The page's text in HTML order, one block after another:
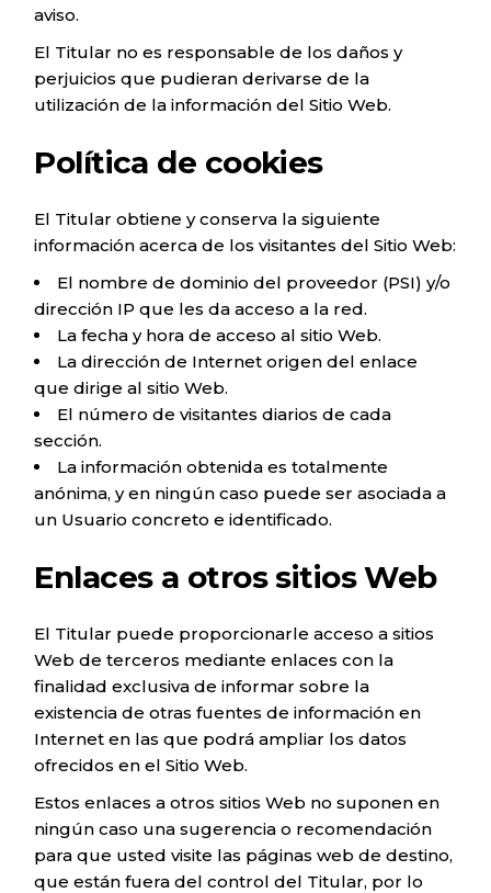
aviso.
El Titular no es responsable de los daños y
perjuicios que pudieran derivarse de la
utilización de la información del Sitio Web.
Política de cookies
El Titular obtiene y conserva la siguiente
información acerca de los visitantes del Sitio Web:
El nombre de dominio del proveedor (PSI) y/o
dirección IP que les da acceso a la red.
La fecha y hora de acceso al sitio Web.
La dirección de Internet origen del enlace
que dirige al sitio Web.
El número de visitantes diarios de cada
sección.
La información obtenida es totalmente
anónima, y en ningún caso puede ser asociada a
un Usuario concreto e identificado.
Enlaces a otros sitios Web
El Titular puede proporcionarle acceso a sitios
Web de terceros mediante enlaces con la
finalidad exclusiva de informar sobre la
existencia de otras fuentes de información en
Internet en las que podrá ampliar los datos
ofrecidos en el Sitio Web.
Estos enlaces a otros sitios Web no suponen en
ningún caso una sugerencia o recomendación
para que usted visite las páginas web de destino,
que están fuera del control del Titular, por lo